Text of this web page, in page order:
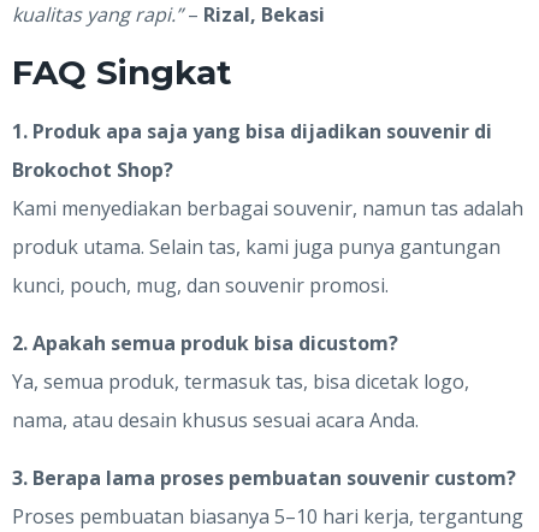
kualitas yang rapi.”– Rizal, Bekasi
FAQ Singkat
1. Produk apa saja yang bisa dijadikan souvenir di
Brokochot Shop?
Kami menyediakan berbagai souvenir, namun tas adalah
produk utama. Selain tas, kami juga punya gantungan
kunci, pouch, mug, dan souvenir promosi.
2. Apakah semua produk bisa dicustom?
Ya, semua produk, termasuk tas, bisa dicetak logo,
nama, atau desain khusus sesuai acara Anda.
3. Berapa lama proses pembuatan souvenir custom?
Proses pembuatan biasanya 5–10 hari kerja, tergantung